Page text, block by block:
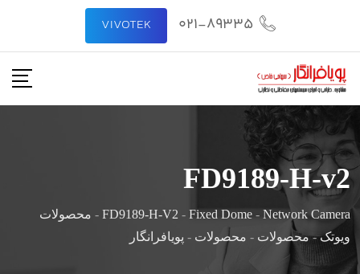
021-89335
VIVOTEK
FD9189-H-v2
FD9189-H-V2 - Fixed Dome - Network Camera
- محصولات
ویوتک-محصولات - محصولات - پویافرانگار